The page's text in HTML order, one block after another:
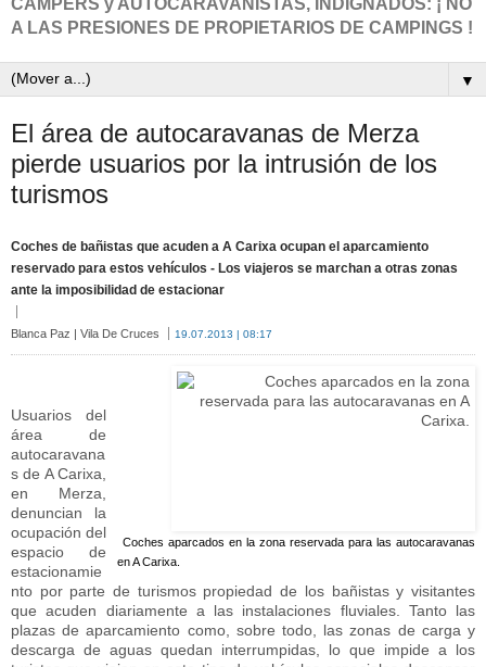
A LAS PRESIONES DE PROPIETARIOS DE CAMPINGS !
▼
El área de autocaravanas de Merza
pierde usuarios por la intrusión de los
turismos
Coches de bañistas que acuden a A Carixa ocupan el aparcamiento
reservado para estos vehículos - Los viajeros se marchan a otras zonas
ante la imposibilidad de estacionar
Blanca Paz | Vila De Cruces 19.07.2013 | 08:17
Coches aparcados en la zona reservada para las autocaravanas
en A Carixa.
Usuarios del
área de
autocaravana
s de A Carixa,
en Merza,
denuncian la
ocupación del
espacio de
estacionamie
nto por parte de turismos propiedad de los bañistas y visitantes
que acuden diariamente a las instalaciones fluviales. Tanto las
plazas de aparcamiento como, sobre todo, las zonas de carga y
descarga de aguas quedan interrumpidas, lo que impide a los